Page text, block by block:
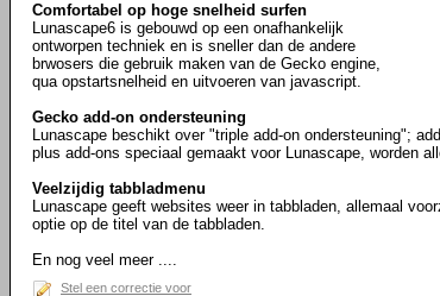
Comfortabel op hoge snelheid surfen
Lunascape6 is gebouwd op een onafhankelijk
ontworpen techniek en is sneller dan de andere
brwosers die gebruik maken van de Gecko engine,
qua opstartsnelheid en uitvoeren van javascript.
Gecko add-on ondersteuning
Lunascape beschikt over "triple add-on ondersteuning";
plus add-ons speciaal gemaakt voor Lunascape, worden
Veelzijdig tabbladmenu
Lunascape geeft websites weer in tabbladen, allemaal
optie op de titel van de tabbladen.
En nog veel meer ....
Stel een correctie voor